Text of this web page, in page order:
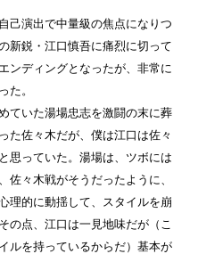
己演出で中量級の焦点になりつ
新鋭・江口慎吾に痛烈に切って
ンディングとなったが、非常に
た。
ていた湯場忠志を激闘の末に葬
た佐々木だが、僕は江口は佐々
思っていた。湯場は、ツボには
佐々木戦がそうだったように、
理的に動揺して、スタイルを崩
の点、江口は一見地味だが（こ
ルを持っているからだ）基本が